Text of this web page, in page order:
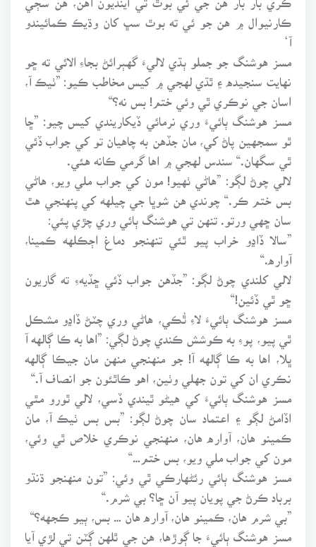
ڪارنيوال ۾ هن جو ئي ته بوٿ سڀ کان وڌيڪ ڪمائيندو
آ‘
مسز هوشنگ جو جملو ٻڌي لاليءَ گهٻرائڻ بجاءِ الائي ته ڇو
نهايت سنجيده ۽ ٿڌي لهجي ۾ کيس مخاطب ڪيو: ”ٺيڪ آ،
اسان جي نوڪري ٿي وئي ختم! بس نه؟“
مسز هوشنگ ٻائيءَ وري نرمائي ڏيکاريندي کيس چيو: ”ڇا
ٿو سمجهين پاڻ کي، مان جڏهن به چاهيان تو کي جواب ڏئي
ٿي سگهان.“ سندس لهجي ۾ اها گرمي ڪانه هئي.
لالي چوڻ لڳو: ”هاڻي ٺهيو! مون کي جواب ملي ويو، هاڻي
بس ختم ڪر.“ چوندي هن شوڀا جي چيلهه کي پنهنجي هٿ
سان ڇهي ورتو. تنهن تي هوشنگ ٻائي وري چڙي پئي:
”سالا ڏاڍو خراب پيو ٿئي تنهنجو دماغ اڄڪلهه ڪمينا،
آواره.“
لالي کلندي چوڻ لڳو: ”جڏهن جواب ڏئي ڇڏيهءِ ته گاريون
ڇو ٿي ڏئين!“
مسز هوشنگ ٻائيءَ لاءِ ٿُڪي، هاڻي وري چٽڻ ڏاڍو مشڪل
ٿي پيو، پوءِ به ڪوشش ڪندي چوڻ لڳي: ”اها به ڪا ڳالهه آ
ڀلا، اها به ڪا ڳالهه آ! جو منهنجي منهن مان جيڪا ڳالهه
نڪري ان کي تون جهلي وٺين، اهو ڪاٿئون جو انصاف آ.“
مسز هوشنگ ٻائيءَ کي هيڻو ٿيندي ڏسي، لالي ٿورو مٿي
اڏامڻ لڳو ۽ اعتماد سان چوڻ لڳو: ”بس بس ٺيڪ آ، مان
ڪمينو هان، آواره هان، منهنجي نوڪري خلاص ٿي وئي،
مون کي جواب ملي ويو، بس ختم…“
مسز هوشنگ ٻائي رئڻهارڪي ٿي وئي: ”تون منهنجو ڌنڌو
برباد ڪرڻ جي پويان پيو آن ڇا؟ بي شرم.“
”بي شرم هان، ڪمينو هان، آواره هان … بس، ٻيو ڪجهه؟“
مسز هوشنگ ٻائيءَ جا ڳوڙها، هن جي ٿلهن ڳٽن تي لڙي آيا